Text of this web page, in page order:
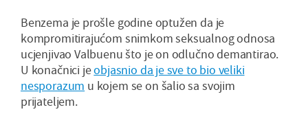
Benzema je prošle godine optužen da je
kompromitirajućom snimkom seksualnog odnosa
ucjenjivao Valbuenu što je on odlučno demantirao.
U konačnici jeobjasnio da je sve to bio veliki
nesporazum u kojem se on šalio sa svojim
prijateljem.